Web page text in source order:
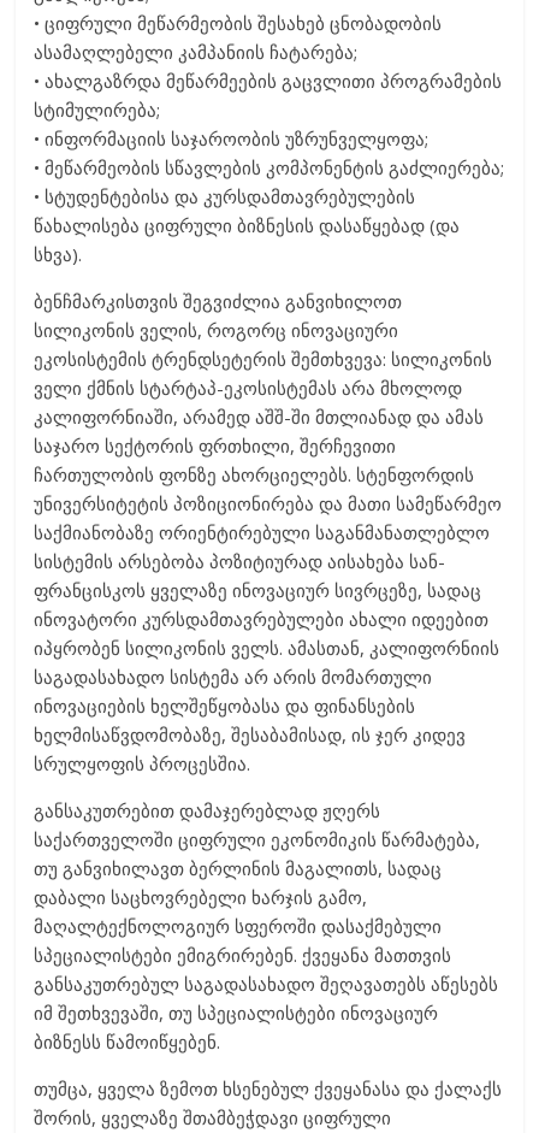
• ციფრული მეწარმეობის შესახებ ცნობადობის
ასამაღლებელი კამპანიის ჩატარება;
• ახალგაზრდა მეწარმეების გაცვლითი პროგრამების
სტიმულირება;
• ინფორმაციის საჯაროობის უზრუნველყოფა;
• მეწარმეობის სწავლების კომპონენტის გაძლიერება;
• სტუდენტებისა და კურსდამთავრებულების
წახალისება ციფრული ბიზნესის დასაწყებად (და
სხვა).
ბენჩმარკისთვის შეგვიძლია განვიხილოთ
სილიკონის ველის, როგორც ინოვაციური
ეკოსისტემის ტრენდსეტერის შემთხვევა: სილიკონის
ველი ქმნის სტარტაპ-ეკოსისტემას არა მხოლოდ
კალიფორნიაში, არამედ აშშ-ში მთლიანად და ამას
საჯარო სექტორის ფრთხილი, შერჩევითი
ჩართულობის ფონზე ახორციელებს. სტენფორდის
უნივერსიტეტის პოზიციონირება და მათი სამეწარმეო
საქმიანობაზე ორიენტირებული საგანმანათლებლო
სისტემის არსებობა პოზიტიურად აისახება სან-
ფრანცისკოს ყველაზე ინოვაციურ სივრცეზე, სადაც
ინოვატორი კურსდამთავრებულები ახალი იდეებით
იპყრობენ სილიკონის ველს. ამასთან, კალიფორნიის
საგადასახადო სისტემა არ არის მომართული
ინოვაციების ხელშეწყობასა და ფინანსების
ხელმისაწვდომობაზე, შესაბამისად, ის ჯერ კიდევ
სრულყოფის პროცესშია.
განსაკუთრებით დამაჯერებლად ჟღერს
საქართველოში ციფრული ეკონომიკის წარმატება,
თუ განვიხილავთ ბერლინის მაგალითს, სადაც
დაბალი საცხოვრებელი ხარჯის გამო,
მაღალტექნოლოგიურ სფეროში დასაქმებული
სპეციალისტები ემიგრირებენ. ქვეყანა მათთვის
განსაკუთრებულ საგადასახადო შეღავათებს აწესებს
იმ შეთხვევაში, თუ სპეციალისტები ინოვაციურ
ბიზნესს წამოიწყებენ.
თუმცა, ყველა ზემოთ ხსენებულ ქვეყანასა და ქალაქს
შორის, ყველაზე შთამბეჭდავი ციფრული